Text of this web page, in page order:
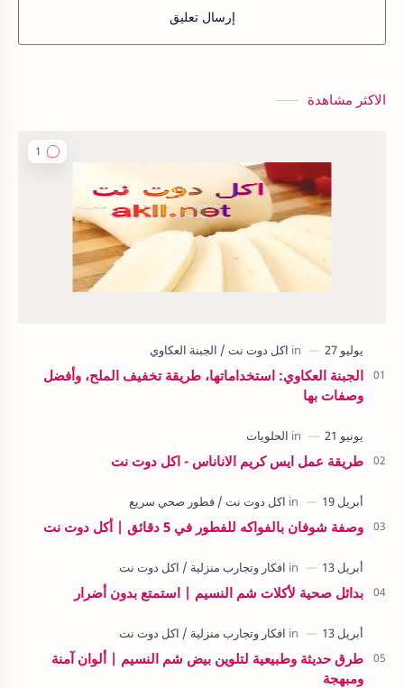
إرسال تعليق
الاكثر مشاهدة
الجبنة العكاوي: استخداماتها، طريقة تخفيف الملح، وأفضل
وصفات بها
طريقة عمل ايس كريم الاناناس - اكل دوت نت
وصفة شوفان بالفواكه للفطور في 5 دقائق | أكل دوت نت
بدائل صحية لأكلات شم النسيم | استمتع بدون أضرار
طرق حديثة وطبيعية لتلوين بيض شم النسيم | ألوان آمنة
ومبهجة